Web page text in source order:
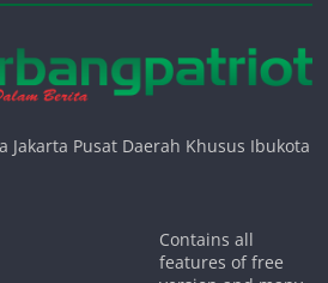
Jakarta Pusat Daerah Khusus Ibukota
Contains all
features of free